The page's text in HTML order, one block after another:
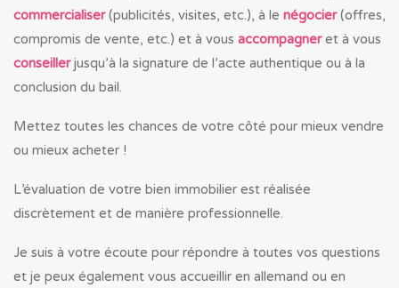
commercialiser(publicités, visites, etc.), à le négocier(offres,
compromis de vente, etc.) et à vous accompagneret à vous
conseillerjusqu’à la signature de l’acte authentique ou à la
conclusion du bail.
Mettez toutes les chances de votre côté pour mieux vendre
ou mieux acheter !
L’évaluation de votre bien immobilier est réalisée
discrètement et de manière professionnelle.
Je suis à votre écoute pour répondre à toutes vos questions
et je peux également vous accueillir en allemand ou en